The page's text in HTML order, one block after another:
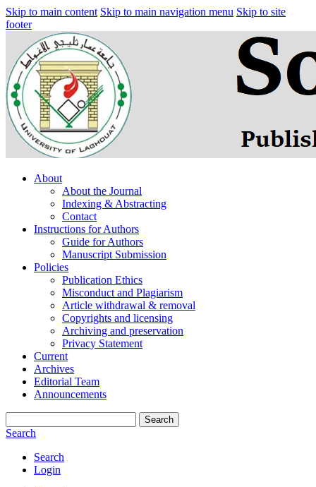
Skip to main content Skip to main navigation menu Skip to site
footer
About
About the Journal
Indexing & Abstracting
Contact
Instructions for Authors
Guide for Authors
Manuscript Submission
Policies
Publication Ethics
Misconduct and Plagiarism
Article withdrawal & removal
Copyrights and licensing
Archiving and preservation
Privacy Statement
Current
Archives
Editorial Team
Announcements
Search
Search
Search
Login